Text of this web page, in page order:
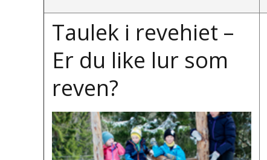
Taulek i revehiet –
Er du like lur som
reven?